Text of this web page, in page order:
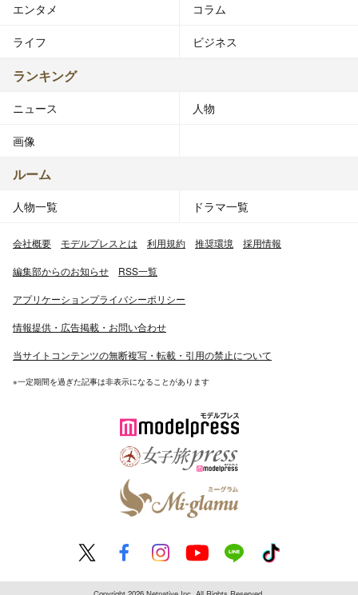
エンタメ コラム
ライフ ビジネス
ランキング
ニュース 人物
画像
ルーム
人物一覧 ドラマ一覧
会社概要 モデルプレスとは 利用規約 推奨環境 採用情報
編集部からのお知らせ RSS一覧
アプリケーションプライバシーポリシー
情報提供・広告掲載・お問い合わせ
当サイトコンテンツの無断複写・転載・引用の禁止について
※一定期間を過ぎた記事は非表示になることがあります